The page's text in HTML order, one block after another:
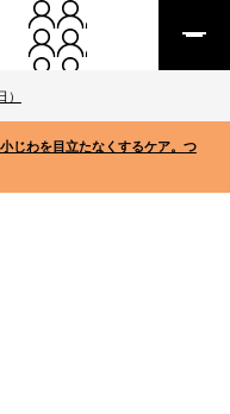
じわを目立たなくするケア。つ